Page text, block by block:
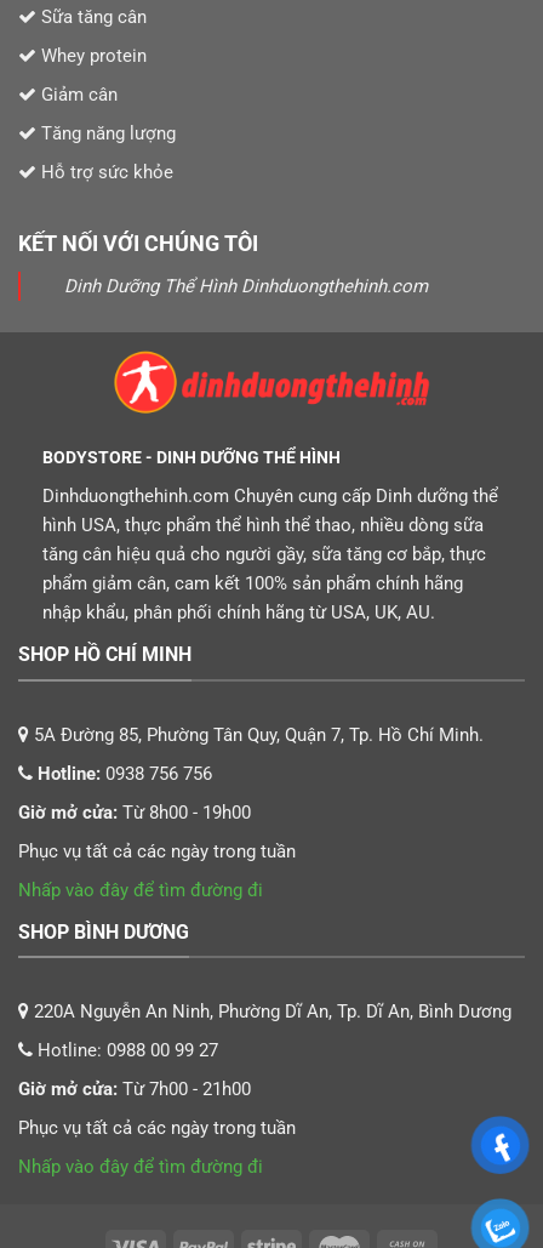
Sữa tăng cân
Whey protein
Giảm cân
Tăng năng lượng
Hỗ trợ sức khỏe
KẾT NỐI VỚI CHÚNG TÔI
Dinh Dưỡng Thể Hình Dinhduongthehinh.com
BODYSTORE - DINH DƯỠNG THỂ HÌNH
Dinhduongthehinh.com Chuyên cung cấp Dinh dưỡng thể
hình USA, thực phẩm thể hình thể thao, nhiều dòng sữa
tăng cân hiệu quả cho người gầy, sữa tăng cơ bắp, thực
phẩm giảm cân, cam kết 100% sản phẩm chính hãng
nhập khẩu, phân phối chính hãng từ USA, UK, AU.
SHOP HỒ CHÍ MINH
5A Đường 85, Phường Tân Quy, Quận 7, Tp. Hồ Chí Minh.
Hotline: 0938 756 756
Giờ mở cửa: Từ 8h00 - 19h00
Phục vụ tất cả các ngày trong tuần
Nhấp vào đây để tìm đường đi
SHOP BÌNH DƯƠNG
220A Nguyễn An Ninh, Phường Dĩ An, Tp. Dĩ An, Bình Dương
Hotline: 0988 00 99 27
Giờ mở cửa: Từ 7h00 - 21h00
Phục vụ tất cả các ngày trong tuần
Nhấp vào đây để tìm đường đi